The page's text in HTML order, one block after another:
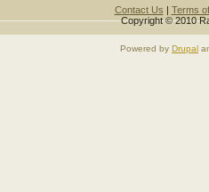
Contact Us | Terms
Copyright © 2010
Powered by Drupal